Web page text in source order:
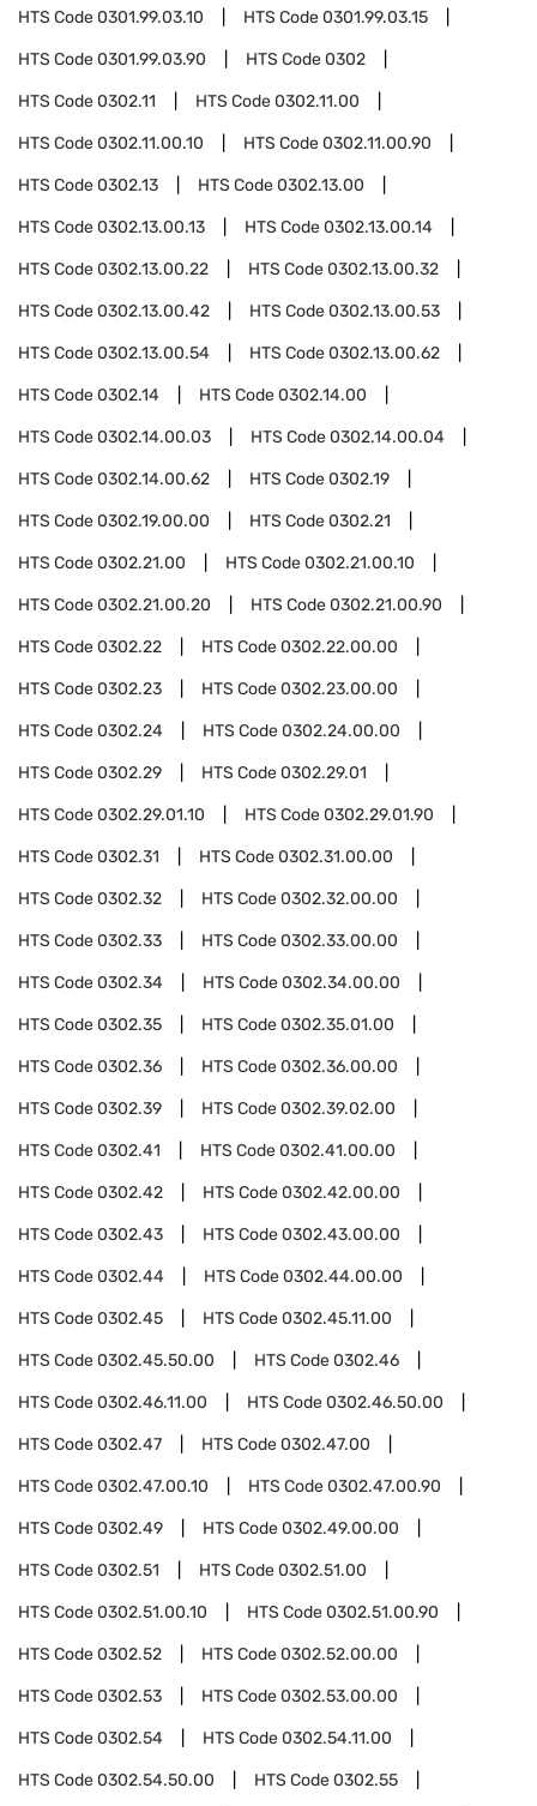
HTS Code0301.99.03.10 HTS Code0301.99.03.15
HTS Code0301.99.03.90 HTS Code0302
HTS Code0302.11 HTS Code0302.11.00
HTS Code0302.11.00.10 HTS Code0302.11.00.90
HTS Code0302.13 HTS Code0302.13.00
HTS Code0302.13.00.13 HTS Code0302.13.00.14
HTS Code0302.13.00.22 HTS Code0302.13.00.32
HTS Code0302.13.00.42 HTS Code0302.13.00.53
HTS Code0302.13.00.54 HTS Code0302.13.00.62
HTS Code0302.14 HTS Code0302.14.00
HTS Code0302.14.00.03 HTS Code0302.14.00.04
HTS Code0302.14.00.62 HTS Code0302.19
HTS Code0302.19.00.00 HTS Code0302.21
HTS Code0302.21.00 HTS Code0302.21.00.10
HTS Code0302.21.00.20 HTS Code0302.21.00.90
HTS Code0302.22 HTS Code0302.22.00.00
HTS Code0302.23 HTS Code0302.23.00.00
HTS Code0302.24 HTS Code0302.24.00.00
HTS Code0302.29 HTS Code0302.29.01
HTS Code0302.29.01.10 HTS Code0302.29.01.90
HTS Code0302.31 HTS Code0302.31.00.00
HTS Code0302.32 HTS Code0302.32.00.00
HTS Code0302.33 HTS Code0302.33.00.00
HTS Code0302.34 HTS Code0302.34.00.00
HTS Code0302.35 HTS Code0302.35.01.00
HTS Code0302.36 HTS Code0302.36.00.00
HTS Code0302.39 HTS Code0302.39.02.00
HTS Code0302.41 HTS Code0302.41.00.00
HTS Code0302.42 HTS Code0302.42.00.00
HTS Code0302.43 HTS Code0302.43.00.00
HTS Code0302.44 HTS Code0302.44.00.00
HTS Code0302.45 HTS Code0302.45.11.00
HTS Code0302.45.50.00 HTS Code0302.46
HTS Code0302.46.11.00 HTS Code0302.46.50.00
HTS Code0302.47 HTS Code0302.47.00
HTS Code0302.47.00.10 HTS Code0302.47.00.90
HTS Code0302.49 HTS Code0302.49.00.00
HTS Code0302.51 HTS Code0302.51.00
HTS Code0302.51.00.10 HTS Code0302.51.00.90
HTS Code0302.52 HTS Code0302.52.00.00
HTS Code0302.53 HTS Code0302.53.00.00
HTS Code0302.54 HTS Code0302.54.11.00
HTS Code0302.54.50.00 HTS Code0302.55